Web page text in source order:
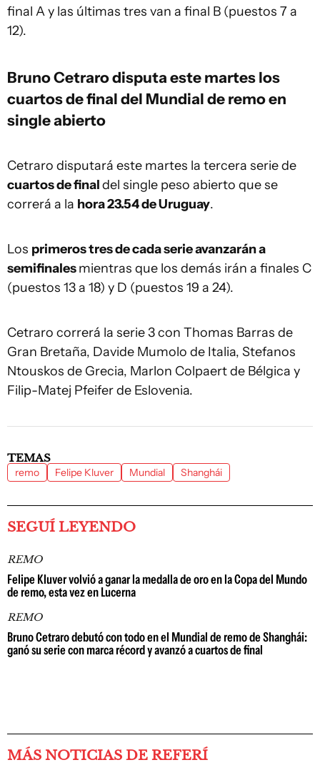
final A y las últimas tres van a final B (puestos 7 a
12).
Bruno Cetraro disputa este martes los
cuartos de final del Mundial de remo en
single abierto
Cetraro disputará este martes la tercera serie de
cuartos de finaldel single peso abierto que se
correrá a la hora 23.54 de Uruguay.
Los primeros tres de cada serie avanzarán a
semifinalesmientras que los demás irán a finales C
(puestos 13 a 18) y D (puestos 19 a 24).
Cetraro correrá la serie 3 con Thomas Barras de
Gran Bretaña, Davide Mumolo de Italia, Stefanos
Ntouskos de Grecia, Marlon Colpaert de Bélgica y
Filip-Matej Pfeifer de Eslovenia.
TEMAS
remo Felipe Kluver Mundial Shanghái
SEGUÍ LEYENDO
REMO
Felipe Kluver volvió a ganar la medalla de oro en la Copa del Mundo
de remo, esta vez en Lucerna
REMO
Bruno Cetraro debutó con todo en el Mundial de remo de Shanghái:
ganó su serie con marca récord y avanzó a cuartos de final
MÁS NOTICIAS DE REFERÍ